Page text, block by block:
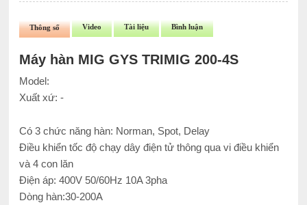
Thông số Video Tài liệu Bình luận
Máy hàn MIG GYS TRIMIG 200-4S
Model:
Xuất xứ: -
Có 3 chức năng hàn: Norman, Spot, Delay
Điều khiển tốc độ chạy dây điện tử thông qua vi điều khiển
và 4 con lăn
Điện áp: 400V 50/60Hz 10A 3pha
Dòng hàn:30-200A